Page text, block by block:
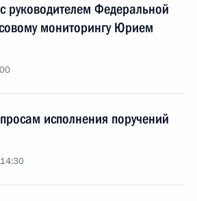
руководителем Федеральной
мониторингу Юрием
исполнения поручений